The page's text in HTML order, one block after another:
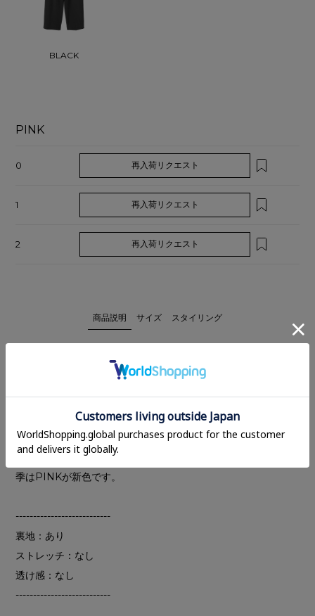
BLACK
PINK
0 再入荷リクエスト
1 再入荷リクエスト
2 再入荷リクエスト
商品説明 サイズ スタイリング
毎シーズンご好評いただいているCLANE定番のベーシックタッ
クパンツ。
タックの入ったゆったりとしたシルエットと程よい落ち感が幅
広い方からご好評いただいております。シワになりにくい扱い
やすさもポイントで、オン/オフどちらも使えるパンツです。今
季はPINKが新色です。
---------------------------
裏地：あり
ストレッチ：なし
透け感：なし
---------------------------